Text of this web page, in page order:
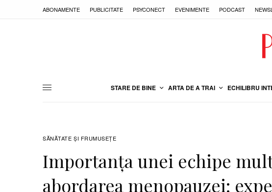
ABONAMENTE PUBLICITATE PSYCONECT EVENIMENTE PODCAST
STARE DE BINE ARTA DE A TRAI ECHILIBRU
SĂNĂTATE ŞI FRUMUSEȚE
Importanța unei echipe
abordarea menopauzei: